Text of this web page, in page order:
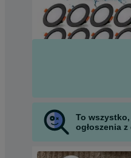
To
ogłoszenia